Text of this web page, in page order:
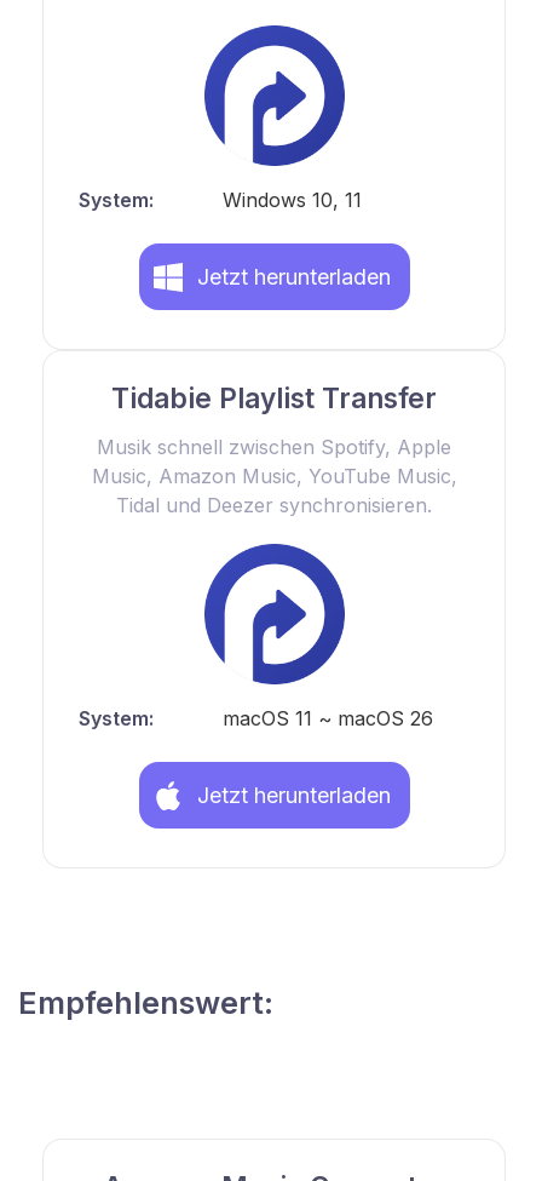
System: Windows 10, 11
Jetzt herunterladen
Tidabie Playlist Transfer
Musik schnell zwischen Spotify, Apple
Music, Amazon Music, YouTube Music,
Tidal und Deezer synchronisieren.
System: macOS 11 ~ macOS 26
Jetzt herunterladen
Empfehlenswert: